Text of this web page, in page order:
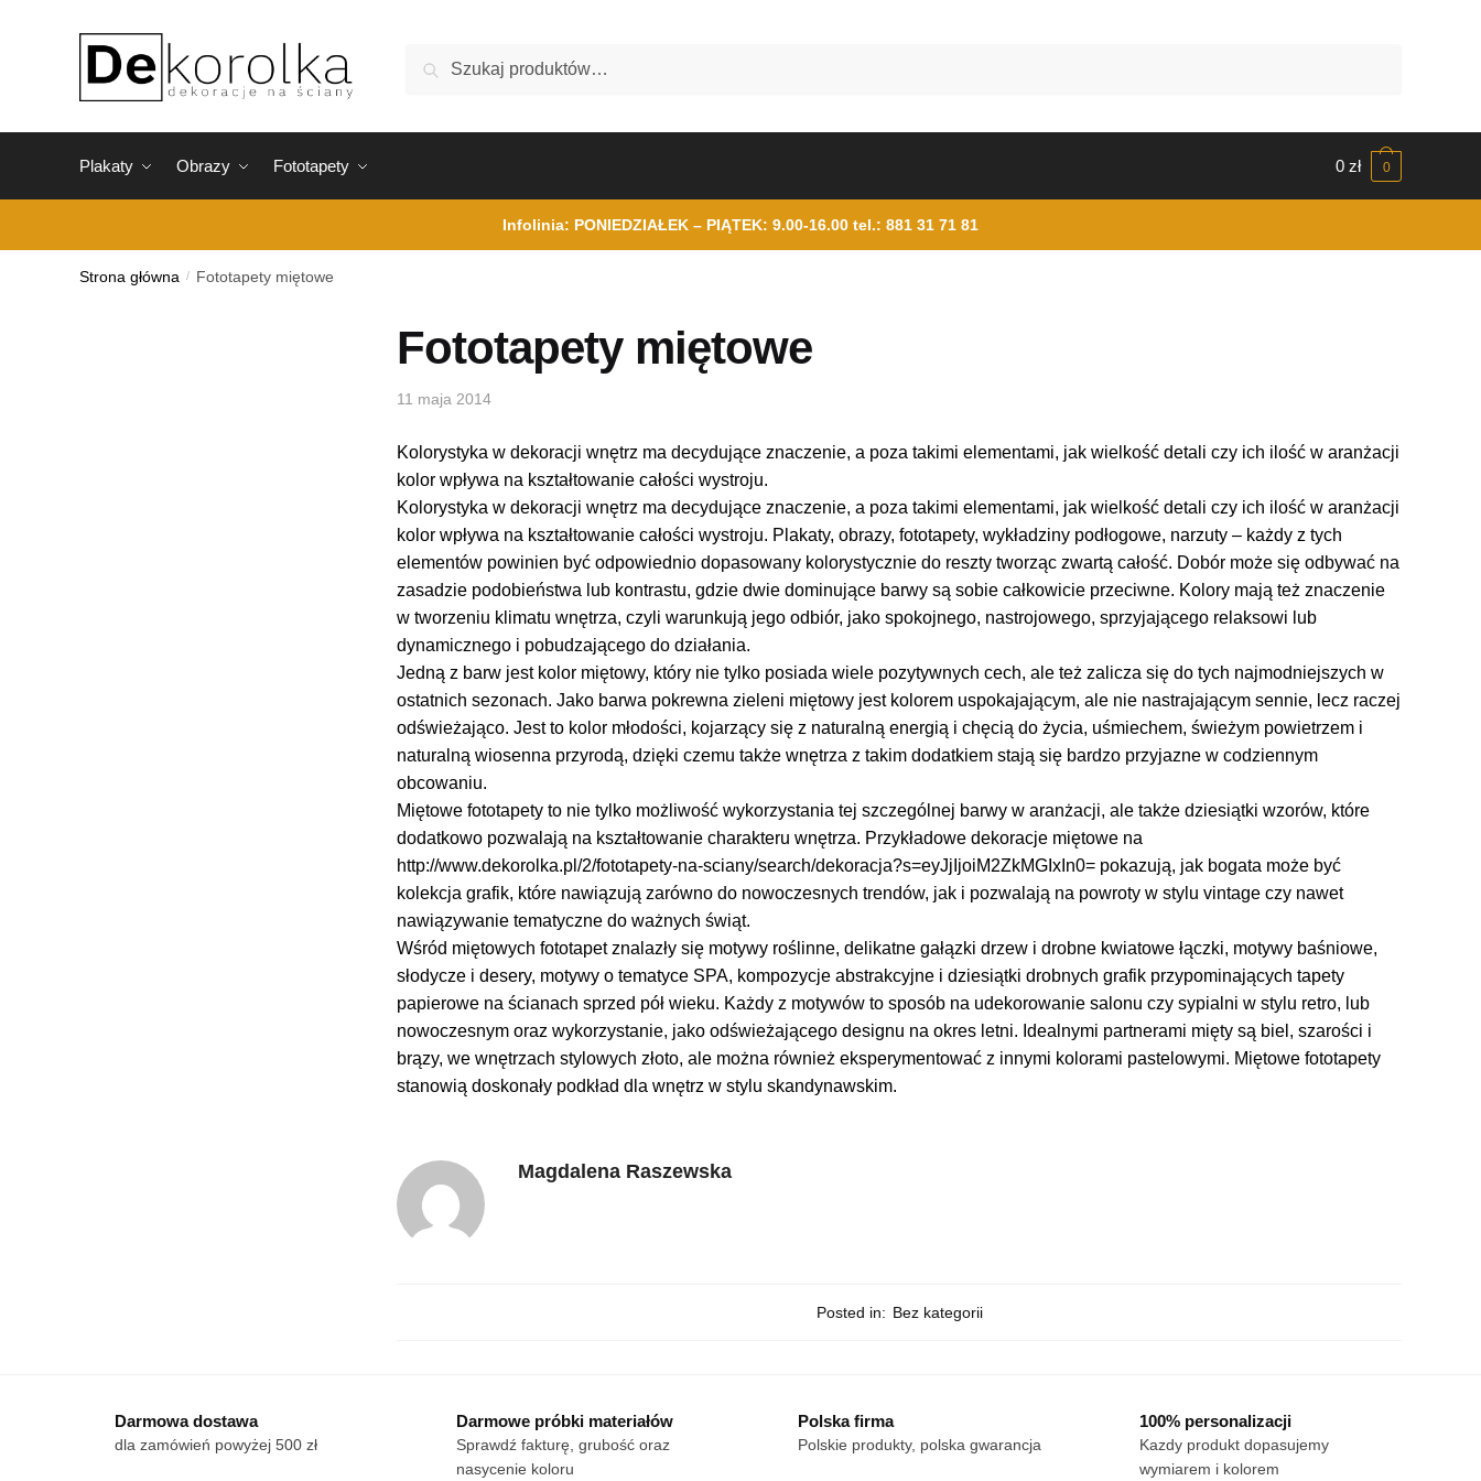
Szukaj
Plakaty Obrazy Fototapety 0 zł 0
Infolinia: PONIEDZIAŁEK – PIĄTEK: 9.00-16.00 tel.: 881 31 71 81
Strona główna / Fototapety miętowe
Fototapety miętowe
11 maja 2014
Kolorystyka w dekoracji wnętrz ma decydujące znaczenie, a poza takimi elementami, jak wielkość detali czy ich ilość w aranżacji
kolor wpływa na kształtowanie całości wystroju.
Kolorystyka w dekoracji wnętrz ma decydujące znaczenie, a poza takimi elementami, jak wielkość detali czy ich ilość w aranżacji
kolor wpływa na kształtowanie całości wystroju. Plakaty, obrazy, fototapety, wykładziny podłogowe, narzuty – każdy z tych
elementów powinien być odpowiednio dopasowany kolorystycznie do reszty tworząc zwartą całość. Dobór może się odbywać na
zasadzie podobieństwa lub kontrastu, gdzie dwie dominujące barwy są sobie całkowicie przeciwne. Kolory mają też znaczenie
w tworzeniu klimatu wnętrza, czyli warunkują jego odbiór, jako spokojnego, nastrojowego, sprzyjającego relaksowi lub
dynamicznego i pobudzającego do działania.
Jedną z barw jest kolor miętowy, który nie tylko posiada wiele pozytywnych cech, ale też zalicza się do tych najmodniejszych w
ostatnich sezonach. Jako barwa pokrewna zieleni miętowy jest kolorem uspokajającym, ale nie nastrajającym sennie, lecz raczej
odświeżająco. Jest to kolor młodości, kojarzący się z naturalną energią i chęcią do życia, uśmiechem, świeżym powietrzem i
naturalną wiosenna przyrodą, dzięki czemu także wnętrza z takim dodatkiem stają się bardzo przyjazne w codziennym
obcowaniu.
Miętowe fototapety to nie tylko możliwość wykorzystania tej szczególnej barwy w aranżacji, ale także dziesiątki wzorów, które
dodatkowo pozwalają na kształtowanie charakteru wnętrza. Przykładowe dekoracje miętowe na
http://www.dekorolka.pl/2/fototapety-na-sciany/search/dekoracja?s=eyJjIjoiM2ZkMGIxIn0= pokazują, jak bogata może być
kolekcja grafik, które nawiązują zarówno do nowoczesnych trendów, jak i pozwalają na powroty w stylu vintage czy nawet
nawiązywanie tematyczne do ważnych świąt.
Wśród miętowych fototapet znalazły się motywy roślinne, delikatne gałązki drzew i drobne kwiatowe łączki, motywy baśniowe,
słodycze i desery, motywy o tematyce SPA, kompozycje abstrakcyjne i dziesiątki drobnych grafik przypominających tapety
papierowe na ścianach sprzed pół wieku. Każdy z motywów to sposób na udekorowanie salonu czy sypialni w stylu retro, lub
nowoczesnym oraz wykorzystanie, jako odświeżającego designu na okres letni. Idealnymi partnerami mięty są biel, szarości i
brązy, we wnętrzach stylowych złoto, ale można również eksperymentować z innymi kolorami pastelowymi. Miętowe fototapety
stanowią doskonały podkład dla wnętrz w stylu skandynawskim.
Magdalena Raszewska
Posted in: Bez kategorii
Darmowa dostawa
dla zamówień powyżej 500 zł
Darmowe próbki materiałów
Sprawdź fakturę, grubość oraz
nasycenie koloru
Polska firma
Polskie produkty, polska gwarancja
100% personalizacji
Kazdy produkt dopasujemy
wymiarem i kolorem